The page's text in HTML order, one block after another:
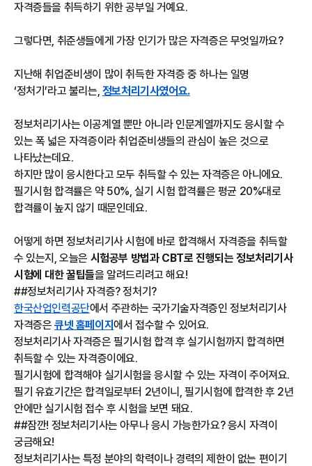
자격증들을 취득하기 위한 공부일 거예요.
그렇다면, 취준생들에게 가장 인기가 많은 자격증은 무엇일까요?
지난해 취업준비생이 많이 취득한 자격증 중 하나는 일명
‘정처기’라고 불리는, 정보처리기사였어요.
정보처리기사는 이공계열 뿐만 아니라 인문계열까지도 응시할 수
있는 폭 넓은 자격증이라 취업준비생들의 관심이 높은 것으로
나타났는데요.
하지만 많이 응시한다고 모두 취득할 수 있는 자격증은 아니에요.
필기시험 합격률은 약 50%, 실기 시험 합격률은 평균 20%대로
합격률이 높지 않기 때문인데요.
어떻게 하면 정보처리기사 시험에 바로 합격해서 자격증을 취득할
수 있는지, 오늘은 시험공부 방법과 CBT로 진행되는 정보처리기사
시험에 대한 꿀팁들을 알려드리려고 해요!
##정보처리기사 자격증? 정처기?
한국산업인력공단에서 주관하는 국가기술자격증인 정보처리기사
자격증은 큐넷 홈페이지에서 접수할 수 있어요.
정보처리기사 자격증은 필기시험 합격 후 실기시험까지 합격하면
취득할 수 있는 자격증이에요.
필기시험에 합격해야 실기시험을 응시할 수 있는 자격이 주어져요.
필기 유효기간은 합격일로부터 2년이니, 필기시험에 합격한 후 2년
안에만 실기시험 접수 후 시험을 보면 돼요.
##잠깐! 정보처리기사는 아무나 응시 가능한가요? 응시 자격이
궁금해요!
정보처리기사는 특정 분야의 학력이나 경력의 제한이 없는 편이기